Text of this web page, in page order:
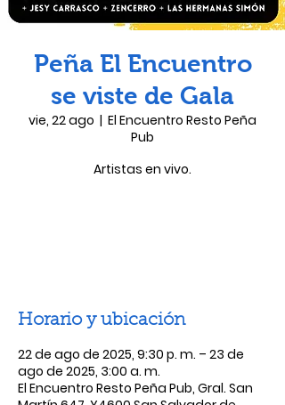
Peña El Encuentro
se viste de Gala
vie, 22 ago
  |
El Encuentro Resto Peña
Pub
Artistas en vivo.
Horario y ubicación
22 de ago de 2025, 9:30 p. m. – 23 de
ago de 2025, 3:00 a. m.
El Encuentro Resto Peña Pub, Gral. San